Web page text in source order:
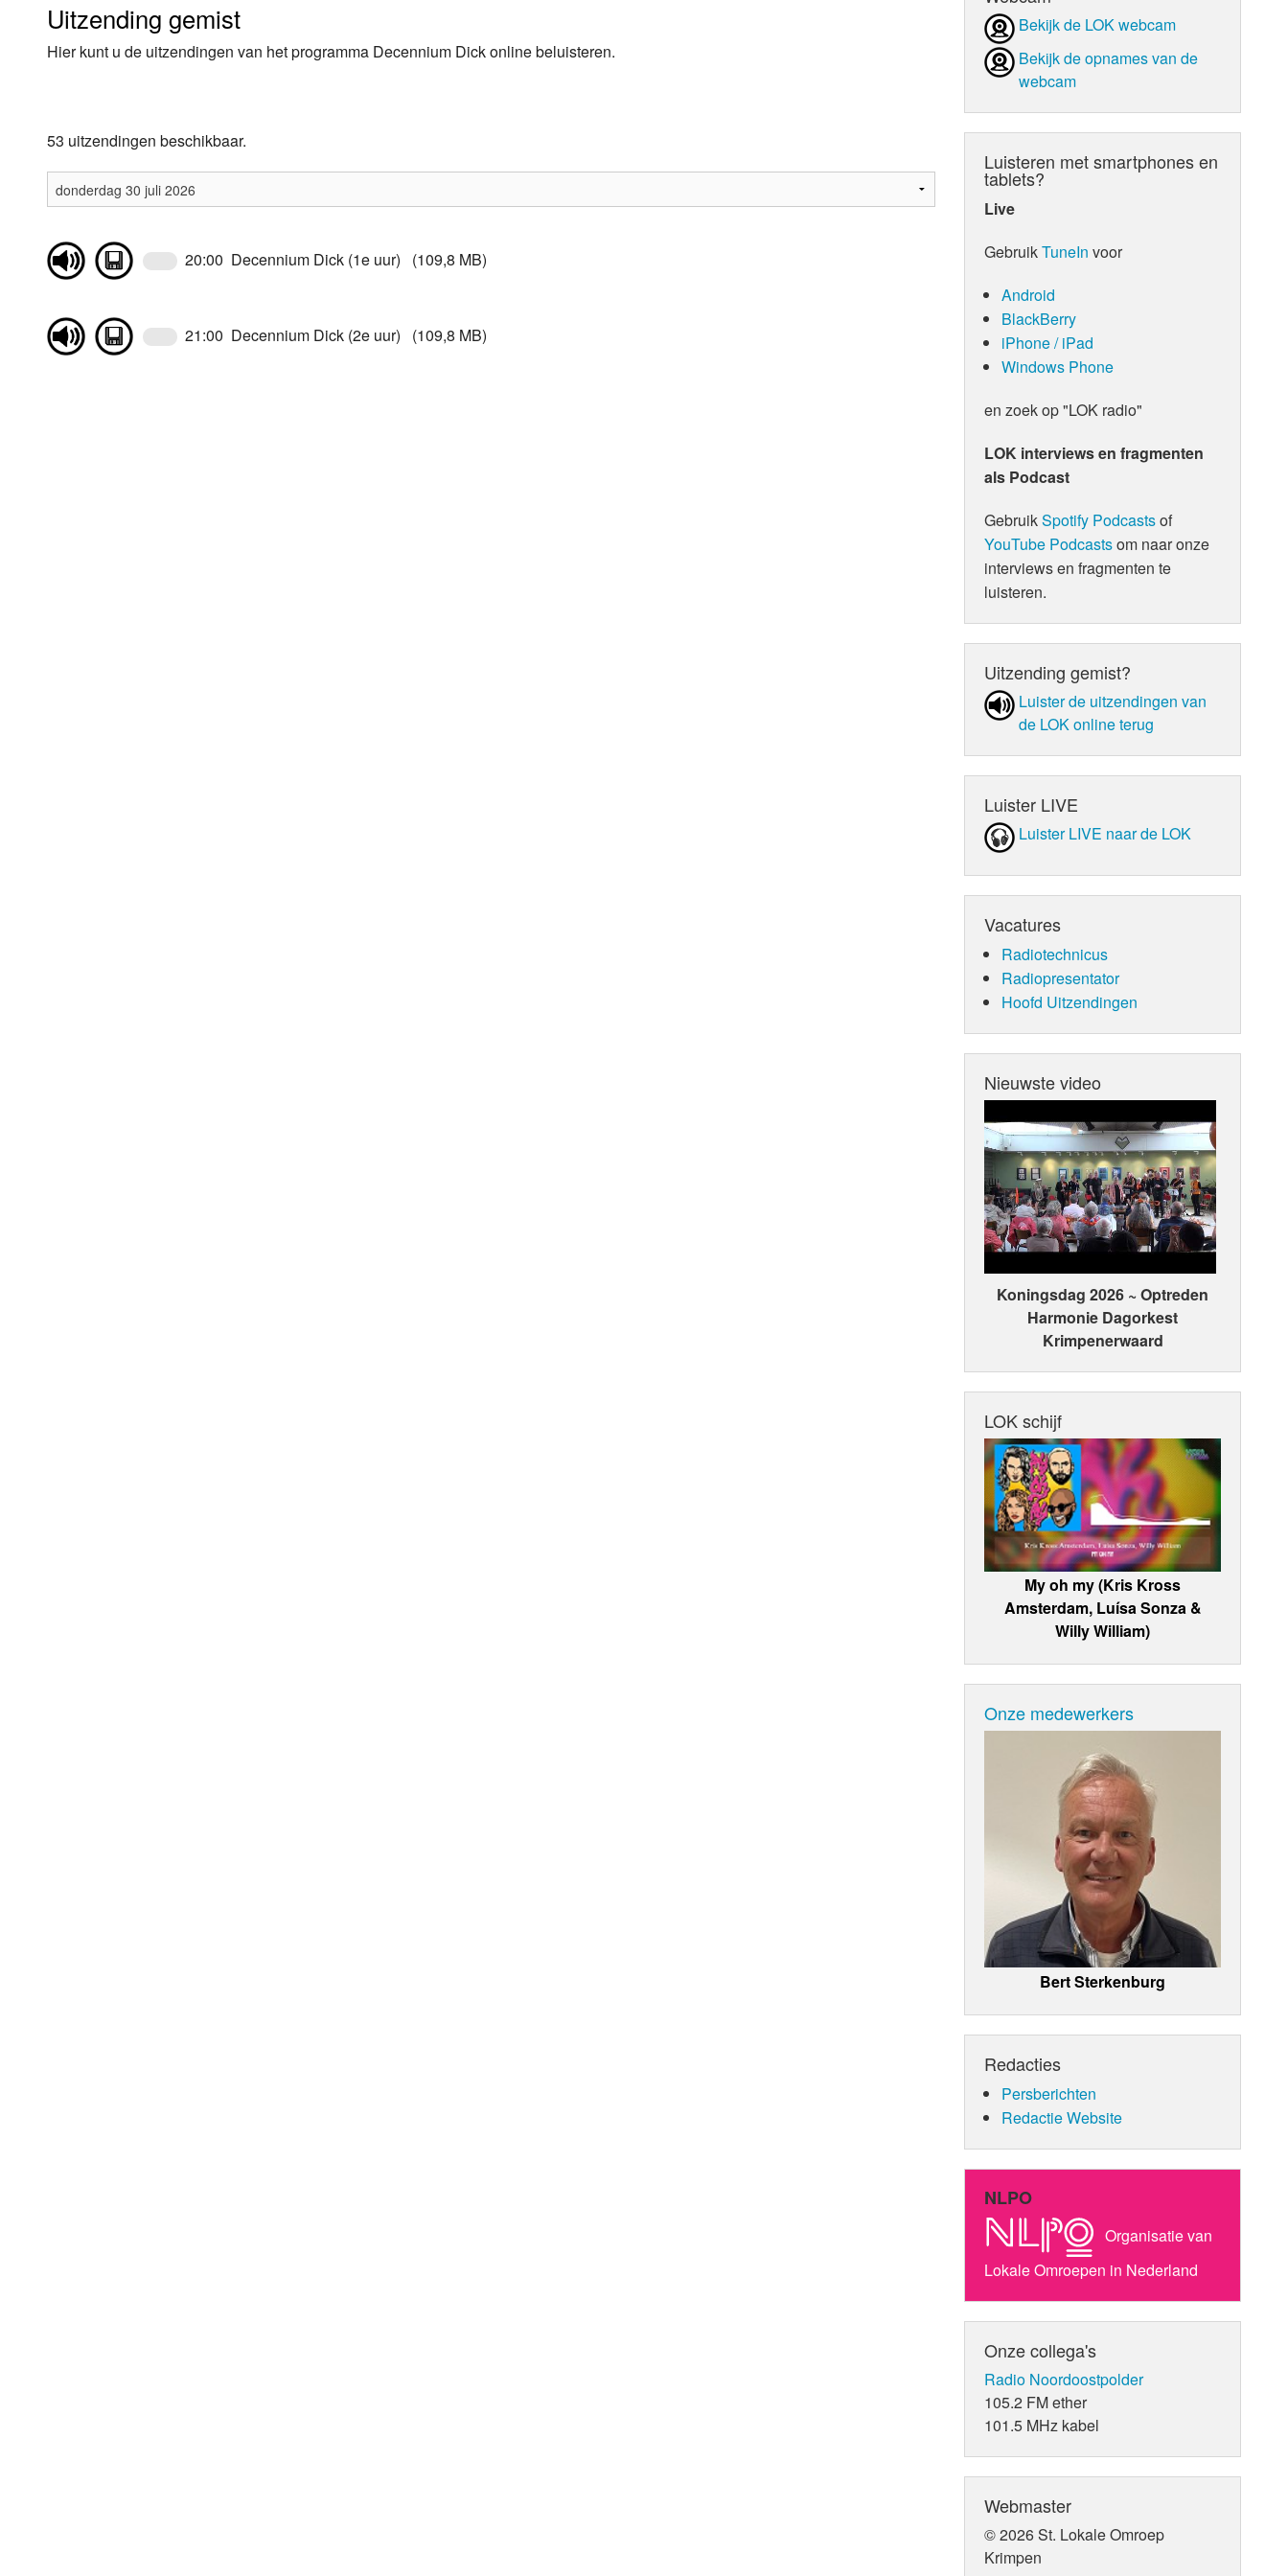
Luister LOK Live
Uitzending gemist
Hier kunt u de uitzendingen van het programma Decennium Dick online beluisteren.
53 uitzendingen beschikbaar.
20:00 Decennium Dick (1e uur) (109,8 MB)
21:00 Decennium Dick (2e uur) (109,8 MB)
Bekijk de LOK webcam
Bekijk de opnames van de
webcam
Luisteren met smartphones en
tablets?
Live
GebruikTuneIn voor
Android
BlackBerry
iPhone / iPad
Windows Phone
en zoek op "LOK radio"
LOK interviews en fragmenten
als Podcast
GebruikSpotify Podcastsof
YouTube Podcastsom naar onze
interviews en fragmenten te
luisteren.
Uitzending gemist?
Luister de uit­zen­din­gen van
de LOK online terug
Luister LIVE
Luister LIVE naar de LOK
Vacatures
Radiotechnicus
Radiopresentator
Hoofd Uitzendingen
Nieuwste video
Koningsdag 2026 ~ Optreden
Harmonie Dagorkest
Krimpenerwaard
LOK schijf
My oh my (Kris Kross
Amsterdam, Luísa Sonza &
Willy William)
Onze medewerkers
Bert Sterkenburg
Redacties
Persberichten
Redactie Website
NLPO
Organisatie van
Lokale Omroepen in Nederland
Onze collega's
Radio Noordoostpolder
105.2 FM ether
101.5 MHz kabel
Webmaster
© 2026 St. Lokale Omroep
Krimpen